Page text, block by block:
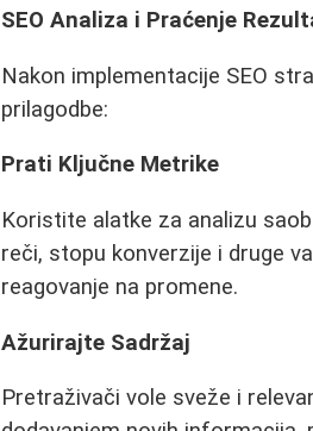
SEO Analiza i Praćenje
Nakon implementacije SEO
prilagodbe:
Prati Ključne Metrike
Koristite alatke za analizu
reči, stopu konverzije i druge
reagovanje na promene.
Ažurirajte Sadržaj
Pretraživači vole sveže i